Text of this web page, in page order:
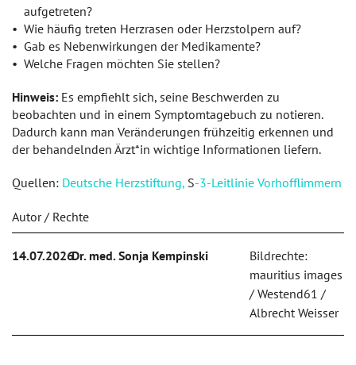
aufgetreten?
Wie häufig treten Herzrasen oder Herzstolpern auf?
Gab es Nebenwirkungen der Medikamente?
Welche Fragen möchten Sie stellen?
Hinweis: Es empfiehlt sich, seine Beschwerden zu
beobachten und in einem Symptomtagebuch zu notieren.
Dadurch kann man Veränderungen frühzeitig erkennen und
der behandelnden Ärzt*in wichtige Informationen liefern.
Quellen: Deutsche Herzstiftung, S-3-Leitlinie Vorhofflimmern
Autor / Rechte
14.07.2026Dr. med. Sonja Kempinski
Bildrechte:
mauritius images
/ Westend61 /
Albrecht Weisser